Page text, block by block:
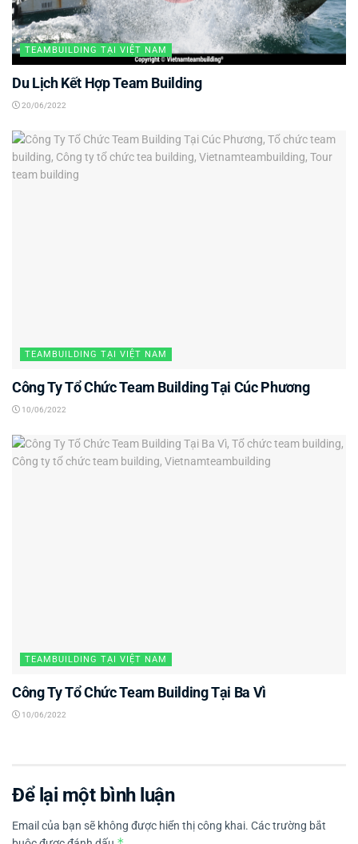
TEAMBUILDING TẠI VIỆT NAM
Du Lịch Kết Hợp Team Building
20/06/2022
TEAMBUILDING TẠI VIỆT NAM
Công Ty Tổ Chức Team Building Tại Cúc Phương
10/06/2022
TEAMBUILDING TẠI VIỆT NAM
Công Ty Tổ Chức Team Building Tại Ba Vì
10/06/2022
Để lại một bình luận
Email của bạn sẽ không được hiển thị công khai. Các trường bắt